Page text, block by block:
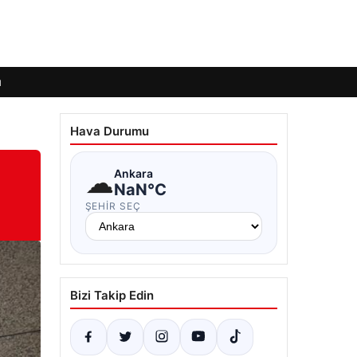
Hava Durumu
☁Ankara
NaN°C
ŞEHIR SEÇ
Bizi Takip Edin